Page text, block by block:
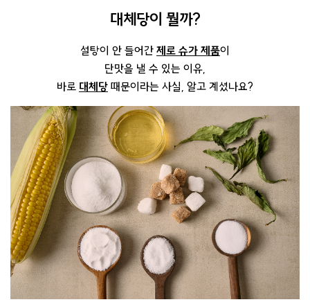
대체당이 뭘까?
설탕이 안 들어간 제로 슈가 제품이
단맛을 낼 수 있는 이유,
바로 대체당 때문이라는 사실, 알고 계셨나요?